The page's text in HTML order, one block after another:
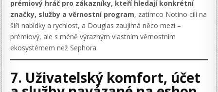
prémiový hráč pro zákazníky, kteří hledají konkrétní
značky, služby a věrnostní program, zatímco Notino cílí na
šíři nabídky a rychlost, a Douglas zaujímá něco mezi –
prémiový, ale s méně výrazným vlastním věrnostním
ekosystémem než Sephora.
7. Uživatelský komfort, účet